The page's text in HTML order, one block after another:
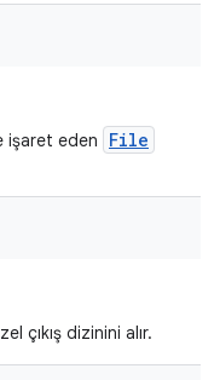
işaret eden File
çıkış dizinini alır.